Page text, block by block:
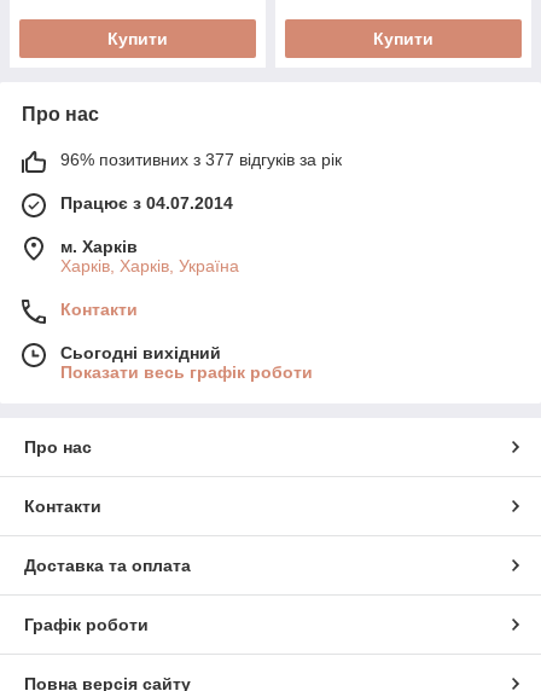
Купити Купити
Про нас
96% позитивних з 377 відгуків за рік
Працює з 04.07.2014
м. Харків
Харків, Харків, Україна
Контакти
Сьогодні вихідний
Показати весь графік роботи
Про нас
Контакти
Доставка та оплата
Графік роботи
Повна версія сайту